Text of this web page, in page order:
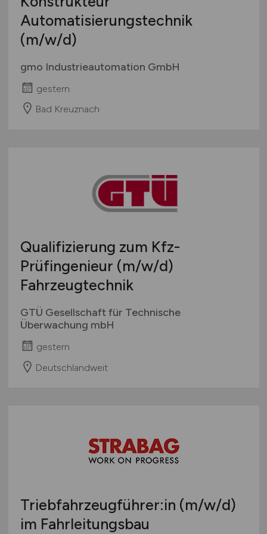
Automatisierungstechnik
(m/w/d)
gmo Industrieautomation GmbH
gestern
Bad Kreuznach
Qualifizierung zum Kfz-
Prüfingenieur (m/w/d)
Fahrzeugtechnik
GTÜ Gesellschaft für Technische
Überwachung mbH
gestern
Deutschlandweit
Triebfahrzeugführer:in (m/w/d)
im Fahrleitungsbau